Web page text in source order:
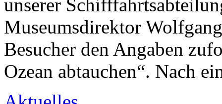
unserer
Museumsdirektor
Besucher den Angaben
Ozean abtauchen“. Nach